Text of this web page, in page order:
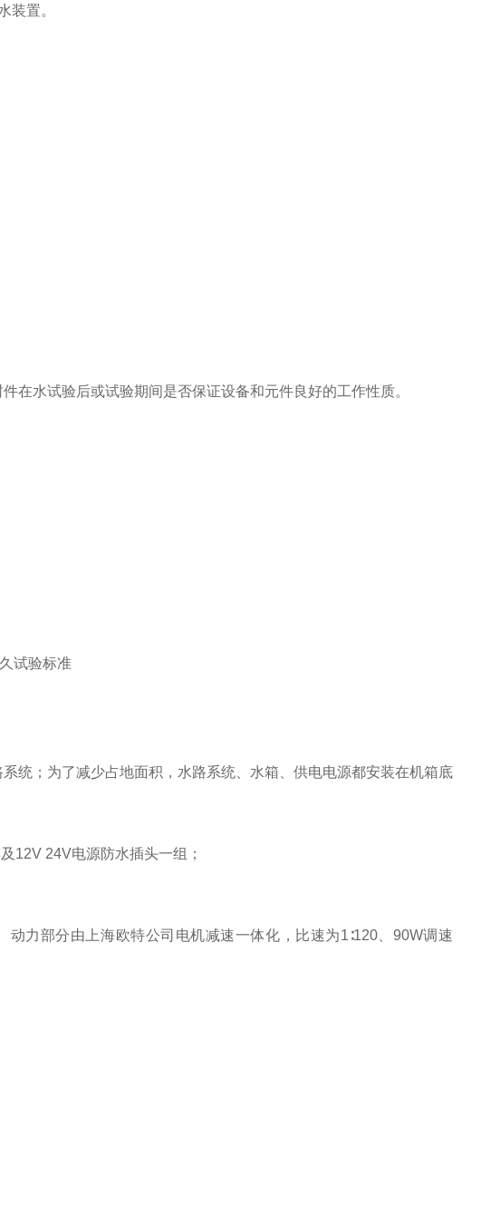
装置。
在水试验后或试验期间是否保证设备和元件良好的工作性质。
试验标准
统；为了减少占地面积，水路系统、水箱、供电电源都安装在机箱底
12V 24V电源防水插头一组；
力部分由上海欧特公司电机减速一体化，比速为1∶120、90W调速